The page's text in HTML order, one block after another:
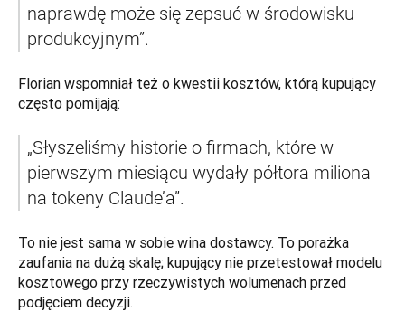
naprawdę może się zepsuć w środowisku
produkcyjnym”.
Florian wspomniał też o kwestii kosztów, którą kupujący
często pomijają:
„Słyszeliśmy historie o firmach, które w
pierwszym miesiącu wydały półtora miliona
na tokeny Claude’a”.
To nie jest sama w sobie wina dostawcy. To porażka
zaufania na dużą skalę; kupujący nie przetestował modelu
kosztowego przy rzeczywistych wolumenach przed
podjęciem decyzji.